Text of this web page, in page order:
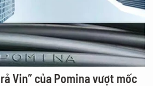
Vin” của Pomina vượt mốc